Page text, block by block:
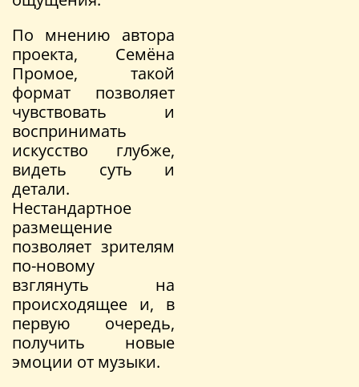
По мнению автора
проекта, Семёна
Промое, такой
формат позволяет
чувствовать и
воспринимать
искусство глубже,
видеть суть и
детали.
Нестандартное
размещение
позволяет зрителям
по-новому
взглянуть на
происходящее и, в
первую очередь,
получить новые
эмоции от музыки.